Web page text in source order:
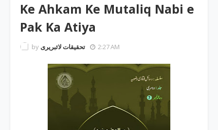
Ke Ahkam Ke Mutaliq Nabi e
Pak Ka Atiya
by تحقیقات لائبریری 2:27 AM